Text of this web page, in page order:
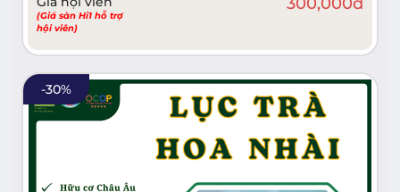
(Giá sàn Hi1 hỗ trợ
hội viên)
-30%